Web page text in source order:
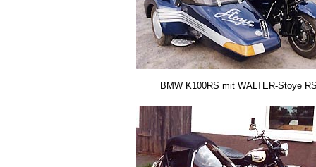
BMW K100RS mit WALTER-Stoye